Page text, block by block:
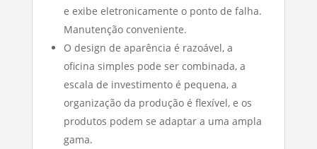
e exibe eletronicamente o ponto de falha.
Manutenção conveniente.
O design de aparência é razoável, a
oficina simples pode ser combinada, a
escala de investimento é pequena, a
organização da produção é flexível, e os
produtos podem se adaptar a uma ampla
gama.